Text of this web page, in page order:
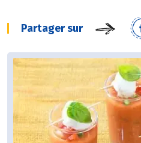
Partager sur